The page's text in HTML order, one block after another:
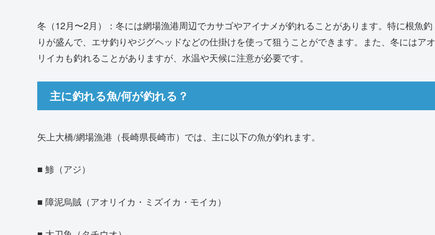
冬（12月〜2月）：冬には網場漁港周辺でカサゴやアイナメが釣れることがあります。特に根魚釣
りが盛んで、エサ釣りやジグヘッドなどの仕掛けを使って狙うことができます。また、冬にはアオ
リイカも釣れることがありますが、水温や天候に注意が必要です。
主に釣れる魚/何が釣れる？
矢上大橋/網場漁港（長崎県長崎市）では、主に以下の魚が釣れます。
■ 鯵（アジ）
■ 障泥烏賊（アオリイカ・ミズイカ・モイカ）